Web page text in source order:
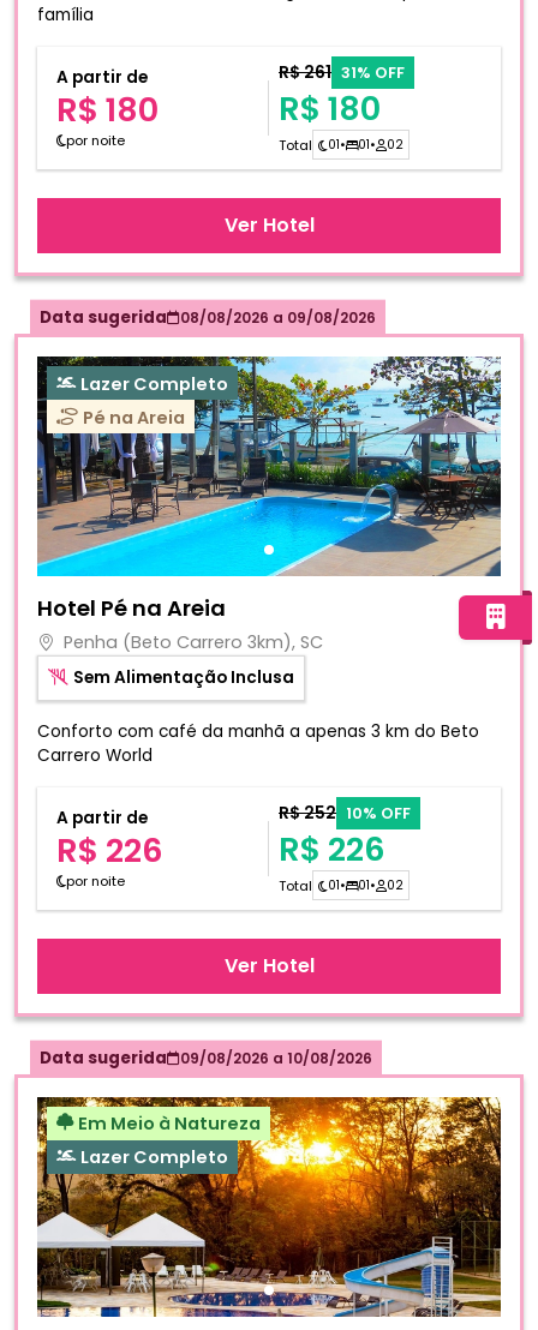
família
A partir de
R$ 180
por noite
R$ 261 31% OFF
R$ 180
Total 01• 01• 02
Ver Hotel
Data sugerida 08/08/2026 a 09/08/2026
Lazer Completo
Pé na Areia
Hotel Pé na Areia
Penha (Beto Carrero 3km), SC
Sem Alimentação Inclusa
Conforto com café da manhã a apenas 3 km do Beto
Carrero World
A partir de
R$ 226
por noite
R$ 252 10% OFF
R$ 226
Total 01• 01• 02
Ver Hotel
Data sugerida 09/08/2026 a 10/08/2026
Em Meio à Natureza
Lazer Completo